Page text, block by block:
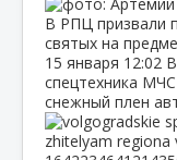
В РПЦ призвали
святых на
15 января 12:02
спецтехника
снежный плен